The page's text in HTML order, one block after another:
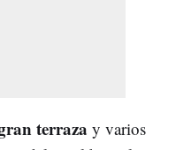
terraza y varios